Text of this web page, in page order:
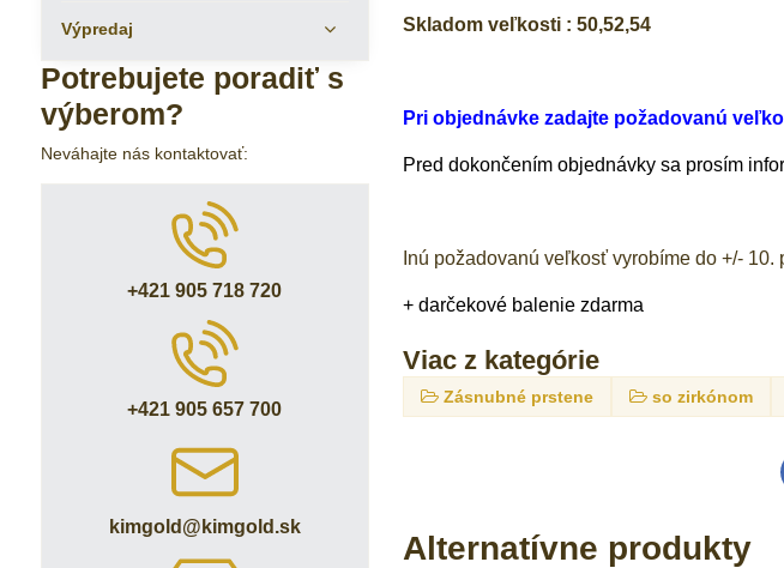
Skladom veľkosti : 50,52,54
Pri objednávke zadajte požadovanú
Pred dokončením objednávky sa prosím
Inú požadovanú veľkosť vyrobíme do +/-
+ darčekové balenie zdarma
Viac z kategórie
Zásnubné prstene so zirkónom
Alternatívne produkty
Výpredaj
Potrebujete poradiť s
výberom?
Neváhajte nás kontaktovať:
+421 905 718 720
+421 905 657 700
kimgold​@kimgold​.sk